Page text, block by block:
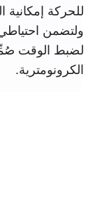
ولتضمن
لضبط الوقت
الكرونومترية.